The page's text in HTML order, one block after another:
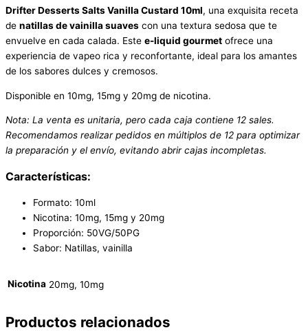
Drifter Desserts Salts Vanilla Custard 10ml, una exquisita receta
de natillas de vainilla suaves con una textura sedosa que te
envuelve en cada calada. Este e-liquid gourmet ofrece una
experiencia de vapeo rica y reconfortante, ideal para los amantes
de los sabores dulces y cremosos.
Disponible en 10mg, 15mg y 20mg de nicotina.
Nota: La venta es unitaria, pero cada caja contiene 12 sales.
Recomendamos realizar pedidos en múltiplos de 12 para optimizar
la preparación y el envío, evitando abrir cajas incompletas.
Características:
Formato: 10ml
Nicotina: 10mg, 15mg y 20mg
Proporción: 50VG/50PG
Sabor: Natillas, vainilla
Nicotina 20mg, 10mg
Productos relacionados